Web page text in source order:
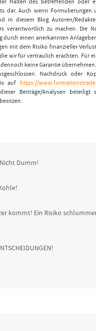
Halten des betreffenden oder
dar. Auch wenn Formulierungen
in diesem Blog Autoren/
verantwortlich zu machen. Die
einen anerkannten
mit dem Risiko finanzieller
wir für vertraulich erachten. Für
keine Garantie
Nachdruck oder
auf https://
Beiträge/Analysen beteiligt
Dumm!
kommt! Ein Risiko